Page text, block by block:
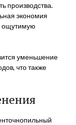
производства.
экономия
ощутимую
уменьшение
что также